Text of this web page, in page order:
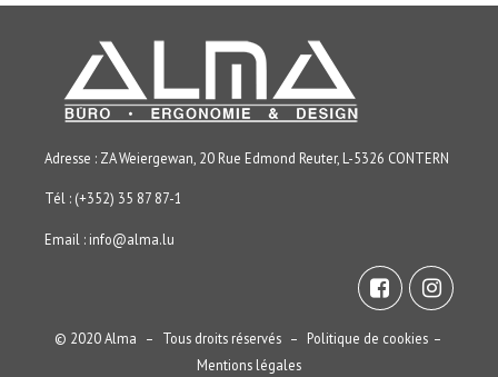
Adresse : ZA Weiergewan, 20 Rue Edmond Reuter, L-5326 CONTERN
Tél : (+352) 35 87 87-1
Email : info@alma.lu
© 2020 Alma – Tous droits réservés – Politique de cookies –
Mentions légales